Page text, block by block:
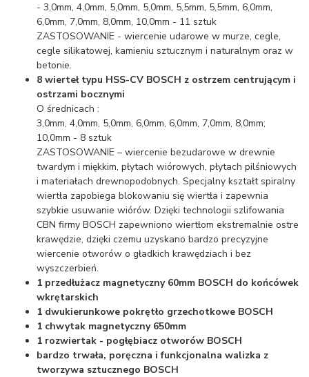
- 3,0mm, 4,0mm, 5,0mm, 5,0mm, 5,5mm, 5,5mm,6,0mm,
6,0mm, 7,0mm, 8,0mm, 10,0mm - 11 sztuk
ZASTOSOWANIE - wiercenie udarowe w murze, cegle,
cegle silikatowej, kamieniu sztucznym i naturalnym oraz w
betonie.
8 wierteł typu HSS-CV BOSCH z ostrzem centrującym i
ostrzami bocznymi
O średnicach :
3,0mm, 4,0mm, 5,0mm, 6,0mm,6,0mm, 7,0mm, 8,0mm;
10,0mm - 8 sztuk
ZASTOSOWANIE – wiercenie bezudarowe w drewnie
twardym i miękkim, płytach wiórowych, płytach pilśniowych
i materiałach drewnopodobnych. Specjalny kształt spiralny
wiertła zapobiega blokowaniu się wiertła i zapewnia
szybkie usuwanie wiórów. Dzięki technologii szlifowania
CBN firmy BOSCH zapewniono wiertłom ekstremalnie ostre
krawędzie, dzięki czemu uzyskano bardzo precyzyjne
wiercenie otworów o gładkich krawędziach i bez
wyszczerbień.
1 przedłużacz magnetyczny 60mm BOSCH do końcówek
wkrętarskich
1 dwukierunkowe pokrętło grzechotkowe BOSCH
1 chwytak magnetyczny 650mm
1 rozwiertak - pogłębiacz otworów BOSCH
bardzo trwała, poręczna i funkcjonalna walizka z
tworzywa sztucznego BOSCH